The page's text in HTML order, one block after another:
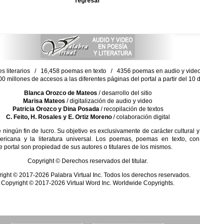
literarios / 16,458 poemas en texto / 4356 poemas en audio y
millones de accesos a las diferentes páginas del portal a partir del 10
Blanca Orozco de Mateos / desarrollo del sitio
Marisa Mateos / digitalización de audio y video
Patricia Orozco y Dina Posada/ recopilación de textos
C. Feito, H. Rosales y E. Ortiz Moreno/ colaboración digital
ningún fin de lucro. Su objetivo es exclusivamente de carácter cultural
y la literatura universal. Los poemas, poemas en texto,
portal son propiedad de sus autores o titulares de los mismos.
Copyright © Derechos reservados del titular.
© 2017-2026 Palabra Virtual Inc. Todos los derechos reservados.
Copyright © 2017-2026 Virtual Word Inc. Worldwide Copyrights.